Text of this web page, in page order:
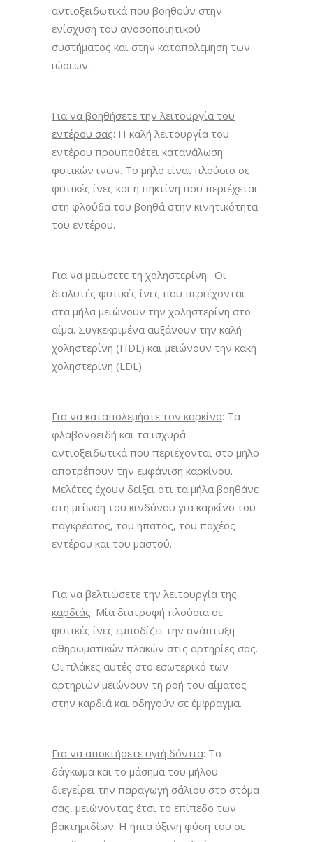
αντιοξειδωτικά που βοηθούν στην
ενίσχυση του ανοσοποιητικού
συστήματος και στην καταπολέμηση των
ιώσεων.
Για να βοηθήσετε την λειτουργία του
εντέρου σας: Η καλή λειτουργία του
εντέρου προϋποθέτει κατανάλωση
φυτικών ινών. Το μήλο είναι πλούσιο σε
φυτικές ίνες και η πηκτίνη που περιέχεται
στη φλούδα του βοηθά στην κινητικότητα
του εντέρου.
Για να μειώσετε τη χοληστερίνη: Οι
διαλυτές φυτικές ίνες που περιέχονται
στα μήλα μειώνουν την χοληστερίνη στο
αίμα. Συγκεκριμένα αυξάνουν την καλή
χοληστερίνη (HDL) και μειώνουν την κακή
χοληστερίνη (LDL).
Για να καταπολεμήστε τον καρκίνο: Τα
φλαβονοειδή και τα ισχυρά
αντιοξειδωτικά που περιέχονται στο μήλο
αποτρέπουν την εμφάνιση καρκίνου.
Μελέτες έχουν δείξει ότι τα μήλα βοηθάνε
στη μείωση του κινδύνου για καρκίνο του
παγκρέατος, του ήπατος, του παχέος
εντέρου και του μαστού.
Για να βελτιώσετε την λειτουργία της
καρδιάς: Μία διατροφή πλούσια σε
φυτικές ίνες εμποδίζει την ανάπτυξη
αθηρωματικών πλακών στις αρτηρίες σας.
Οι πλάκες αυτές στο εσωτερικό των
αρτηριών μειώνουν τη ροή του αίματος
στην καρδιά και οδηγούν σε έμφραγμα.
Για να αποκτήσετε υγιή δόντια: Το
δάγκωμα και το μάσημα του μήλου
διεγείρει την παραγωγή σάλιου στο στόμα
σας, μειώνοντας έτσι το επίπεδο των
βακτηριδίων. Η ήπια όξινη φύση του σε